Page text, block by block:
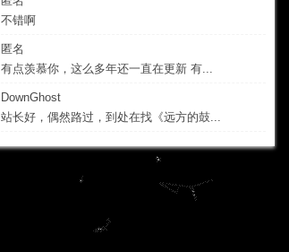
不错啊
匿名
有点羡慕你，这么多年还一直在更新 有...
DownGhost
站长好，偶然路过，到处在找《远方的鼓...